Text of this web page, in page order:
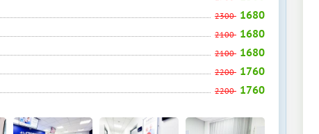
2300 1680
2100 1680
2100 1680
2200 1760
2200 1760